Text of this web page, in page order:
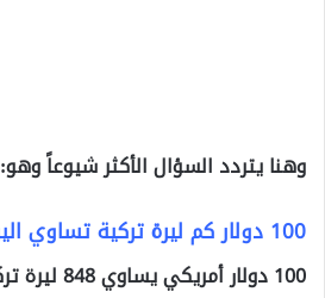
وهنا يتردد السؤال الأكثر شيوعاً وهو:
100 دولار كم ليرة تركية تساوي اليوم.
100 دولار أمريكي يساوي 848 ليرة تركية, اليوم الخميس.